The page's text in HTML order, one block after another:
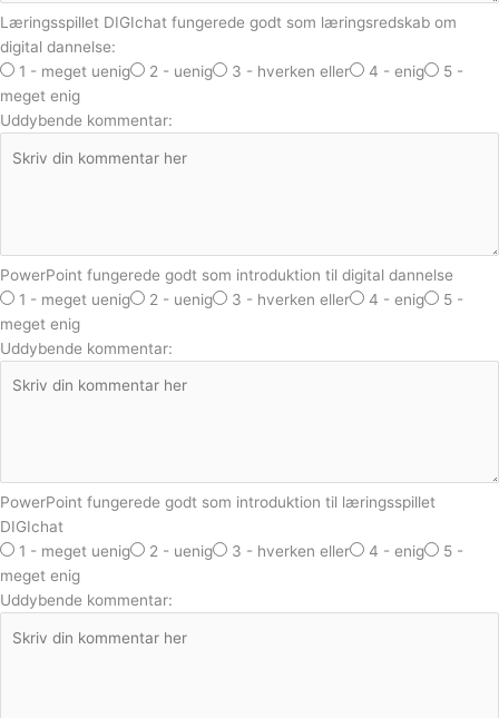
Læringsspillet DIGIchat fungerede godt som læringsredskab om
digital dannelse:
1 - meget uenig
2 - uenig 3 - hverken eller 4 - enig
5 -
meget enig
Uddybende kommentar:
PowerPoint fungerede godt som introduktion til digital dannelse
1 - meget uenig
2 - uenig 3 - hverken eller 4 - enig
5 -
meget enig
Uddybende kommentar:
PowerPoint fungerede godt som introduktion til læringsspillet
DIGIchat
1 - meget uenig
2 - uenig 3 - hverken eller 4 - enig
5 -
meget enig
Uddybende kommentar: